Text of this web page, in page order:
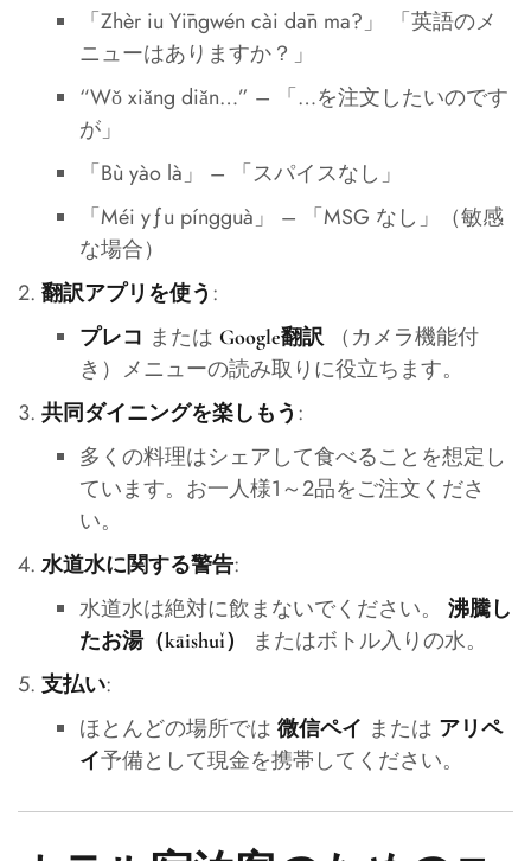
「Zhèr iu Yīngwén cài dān ma?」 「英語のメ
ニューはありますか？」
“Wǒ xiǎng diǎn…” – 「…を注文したいのです
が」
「Bù yào là」 – 「スパイスなし」
「Méi yƒu píngguà」 – 「MSG なし」（敏感
な場合）
翻訳アプリを使う :
プレコ または Google翻訳（カメラ機能付
き）メニューの読み取りに役立ちます。
共同ダイニングを楽しもう :
多くの料理はシェアして食べることを想定し
ています。お一人様1～2品をご注文くださ
い。
水道水に関する警告:
水道水は絶対に飲まないでください。
沸騰し
たお湯（kāishuǐ）
またはボトル入りの水。
支払い:
ほとんどの場所では 微信ペイ または アリペ
イ予備として現金を携帯してください。